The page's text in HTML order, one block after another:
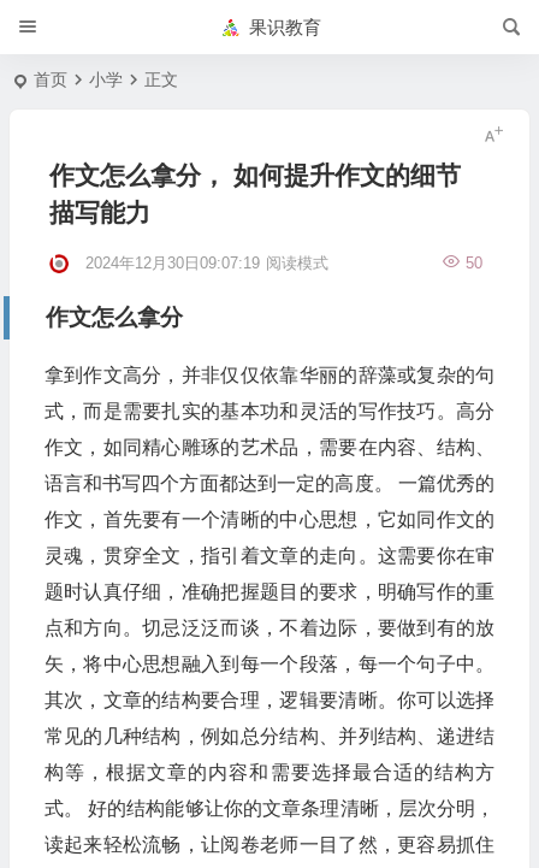
果识教育
首页 小学 正文
作文怎么拿分， 如何提升作文的细节
描写能力
2024年12月30日09:07:19 50
阅读模式
作文怎么拿分
拿到作文高分，并非仅仅依靠华丽的辞藻或复杂的句
式，而是需要扎实的基本功和灵活的写作技巧。高分
作文，如同精心雕琢的艺术品，需要在内容、结构、
语言和书写四个方面都达到一定的高度。 一篇优秀的
作文，首先要有一个清晰的中心思想，它如同作文的
灵魂，贯穿全文，指引着文章的走向。这需要你在审
题时认真仔细，准确把握题目的要求，明确写作的重
点和方向。切忌泛泛而谈，不着边际，要做到有的放
矢，将中心思想融入到每一个段落，每一个句子中。
其次，文章的结构要合理，逻辑要清晰。你可以选择
常见的几种结构，例如总分结构、并列结构、递进结
构等，根据文章的内容和需要选择最合适的结构方
式。 好的结构能够让你的文章条理清晰，层次分明，
读起来轻松流畅，让阅卷老师一目了然，更容易抓住